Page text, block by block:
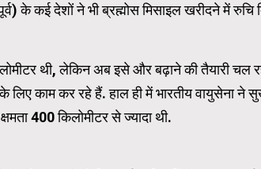
के कई देशों ने भी ब्रह्मोस मिसाइल खरीदने में रुचि
थी, लेकिन अब इसे और बढ़ाने की तैयारी चल
लिए काम कर रहे हैं. हाल ही में भारतीय वायुसेना ने
400 किलोमीटर से ज्यादा थी.